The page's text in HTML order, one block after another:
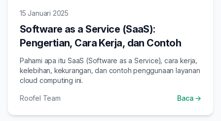
15 Januari 2025
Software as a Service (SaaS):
Pengertian, Cara Kerja, dan Contoh
Pahami apa itu SaaS (Software as a Service), cara kerja,
kelebihan, kekurangan, dan contoh penggunaan layanan
cloud computing ini.
Roofel Team Baca →